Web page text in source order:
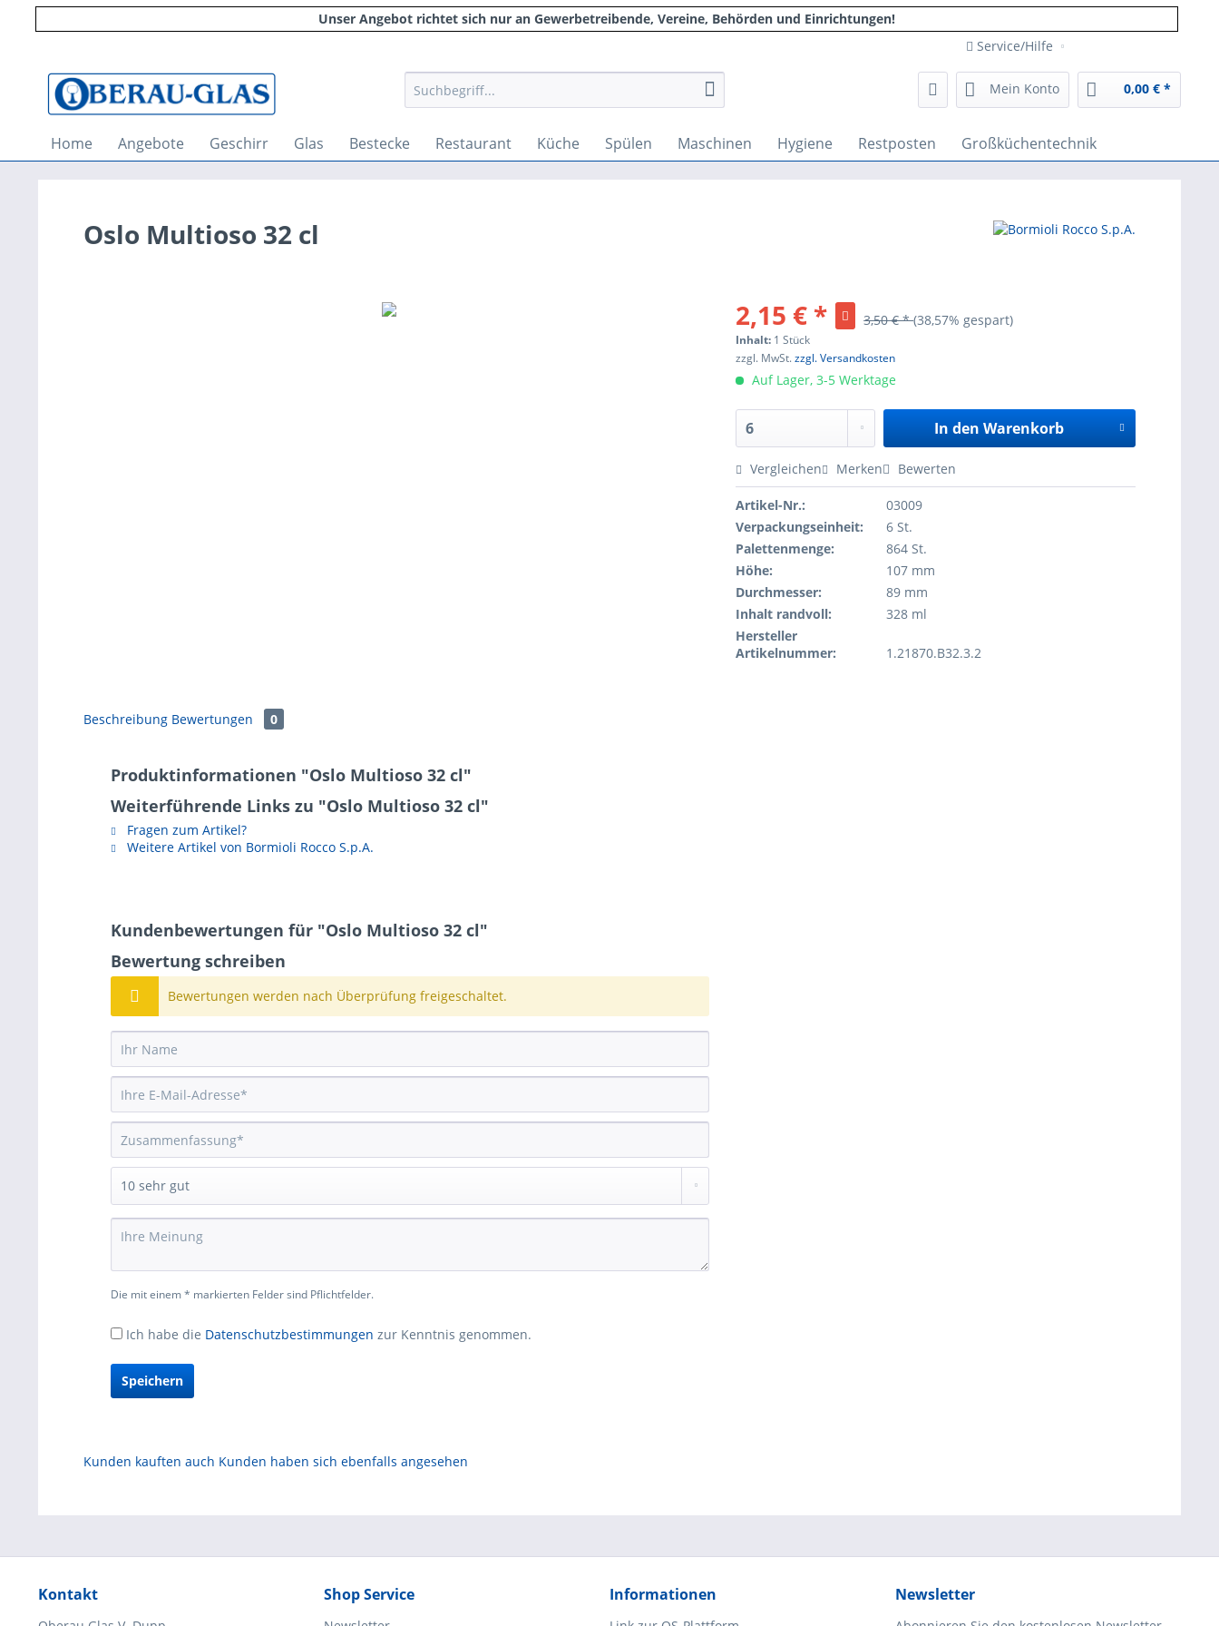
Unser Angebot richtet sich nur an Gewerbetreibende, Vereine, Behörden und Einrichtungen!
Service/Hilfe
Mein Konto 0,00 € *
Home Angebote Geschirr Glas Bestecke Restaurant Küche Spülen Maschinen Hygiene Restposten Großküchentechnik
Oslo Multioso 32 cl
2,15 € * 3,50 € *(38,57% gespart)
Inhalt: 1 Stück
zzgl. MwSt.zzgl. Versandkosten
Auf Lager, 3-5 Werktage
In den Warenkorb
Vergleichen Merken Bewerten
Artikel-Nr.:
03009
Verpackungseinheit:
6 St.
Palettenmenge:
864 St.
Höhe:
107 mm
Durchmesser:
89 mm
Inhalt randvoll:
328 ml
Hersteller
Artikelnummer:
1.21870.B32.3.2
Beschreibung Bewertungen 0
Produktinformationen "Oslo Multioso 32 cl"
Weiterführende Links zu "Oslo Multioso 32 cl"
Fragen zum Artikel?
Weitere Artikel von Bormioli Rocco S.p.A.
Kundenbewertungen für "Oslo Multioso 32 cl"
Bewertung schreiben
Bewertungen werden nach Überprüfung freigeschaltet.
Die mit einem * markierten Felder sind Pflichtfelder.
Ich habe die Datenschutzbestimmungen zur Kenntnis genommen.
Speichern
Kunden kauften auch Kunden haben sich ebenfalls angesehen
Kontakt Shop Service Informationen Newsletter